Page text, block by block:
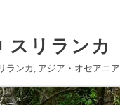
スリランカ
ランカ アジア・オセアニア